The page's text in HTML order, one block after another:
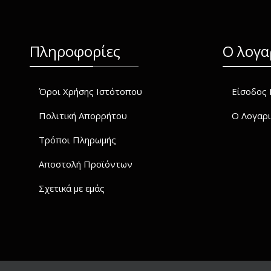
Πληροφορίες
Όροι Χρήσης Ιστότοπου
Πολιτική Απορρήτου
Τρόποι Πληρωμής
Αποστολή Προϊόντων
Σχετικά με εμάς
O
Είσοδος
Ο